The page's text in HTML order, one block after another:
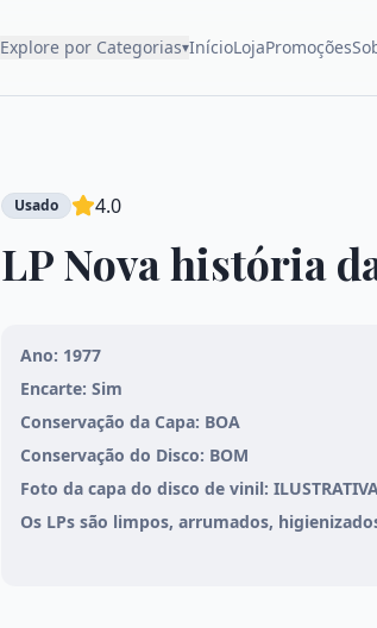
Explore por Categorias▾InícioLojaPromoções
Usado 4.0
LP Nova história
Ano: 1977
Encarte: Sim
Conservação da Capa: BOA
Conservação do Disco: BOM
Foto da capa do disco de vinil:
Os LPs são limpos, arrumados,